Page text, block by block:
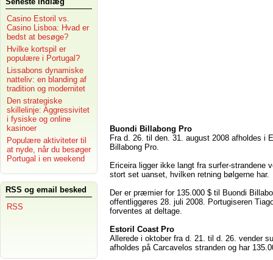
Casino Estoril vs.
Casino Lisboa: Hvad er
bedst at besøge?
Hvilke kortspil er
populære i Portugal?
Lissabons dynamiske
natteliv: en blanding af
tradition og modernitet
Den strategiske
skillelinje: Aggressivitet
i fysiske og online
kasinoer
Populære aktiviteter til
at nyde, når du besøger
Portugal i en weekend
RSS og email besked
RSS
Buondi Billabong Pro
Fra d. 26. til den. 31. august 2008 afholdes i
Billabong Pro.
Ericeira ligger ikke langt fra surfer-strandene
stort set uanset, hvilken retning bølgerne har.
Der er præmier for 135.000 $ til Buondi
offentliggøres 28. juli 2008. Portugiseren
forventes at deltage.
Estoril Coast Pro
Allerede i oktober fra d. 21. til d. 26. vender
afholdes på Carcavelos stranden og har